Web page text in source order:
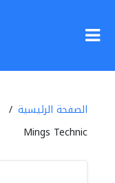
الصفحة الرئيسية
Mings Technic